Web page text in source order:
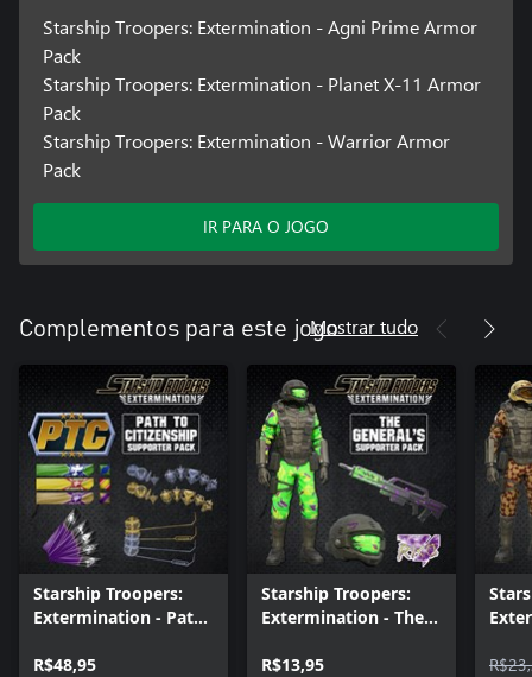
Starship Troopers: Extermination - Agni Prime Armor
Pack
Starship Troopers: Extermination - Planet X-11 Armor
Pack
Starship Troopers: Extermination - Warrior Armor
Pack
IR PARA O JOGO
Complementos para este jogoMostrar tudo
Starship Troopers:
Extermination - Path
R$48,95
Starship Troopers:
Extermination - The
R$13,95